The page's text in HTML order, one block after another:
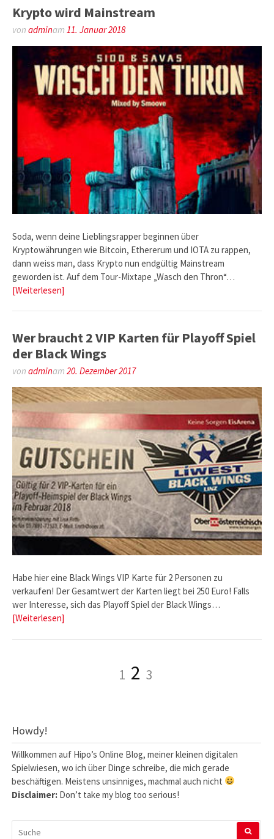
Krypto wird Mainstream
von adminam 11. Januar 2018
Soda, wenn deine Lieblingsrapper beginnen über
Kryptowährungen wie Bitcoin, Ethererum und IOTA zu rappen,
dann weiss man, dass Krypto nun endgültig Mainstream
geworden ist. Auf dem Tour-Mixtape „Wasch den Thron“…
[Weiterlesen]
Wer braucht 2 VIP Karten für Playoff Spiel
der Black Wings
von adminam 20. Dezember 2017
Habe hier eine Black Wings VIP Karte für 2 Personen zu
verkaufen! Der Gesamtwert der Karten liegt bei 250 Euro! Falls
wer Interesse, sich das Playoff Spiel der Black Wings…
[Weiterlesen]
Seitennummerierung
Seite
1 Seite
2 Seite
3
Howdy!
Willkommen auf Hipo’s Online Blog, meiner kleinen digitalen
Spielwiesen, wo ich über Dinge schreibe, die mich gerade
beschäftigen. Meistens unsinniges, machmal auch nicht
Disclaimer: Don’t take my blog too serious!